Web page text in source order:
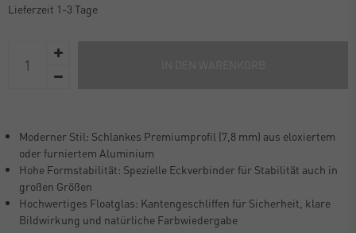
Lieferzeit 1-3 Tage
Moderner Stil: Schlankes Premiumprofil (7,8 mm) aus eloxiertem
oder furniertem Aluminium
Hohe Formstabilität: Spezielle Eckverbinder für Stabilität auch in
großen Größen
Hochwertiges Floatglas: Kantengeschliffen für Sicherheit, klare
Bildwirkung und natürliche Farbwiedergabe